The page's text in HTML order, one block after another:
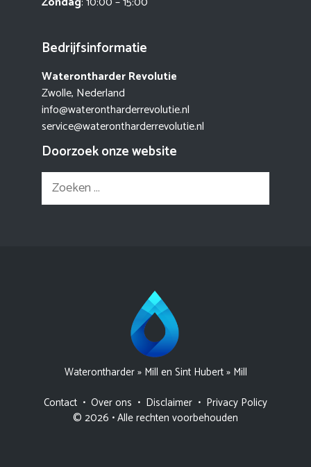
Bedrijfsinformatie
Waterontharder Revolutie
Zwolle, Nederland
info@waterontharderrevolutie.nl
service@waterontharderrevolutie.nl
Doorzoek onze website
Zoek
naar:
Waterontharder» Mill en Sint Hubert» Mill
Contact • Over ons • Disclaimer • Privacy Policy
© 2026 • Alle rechten voorbehouden